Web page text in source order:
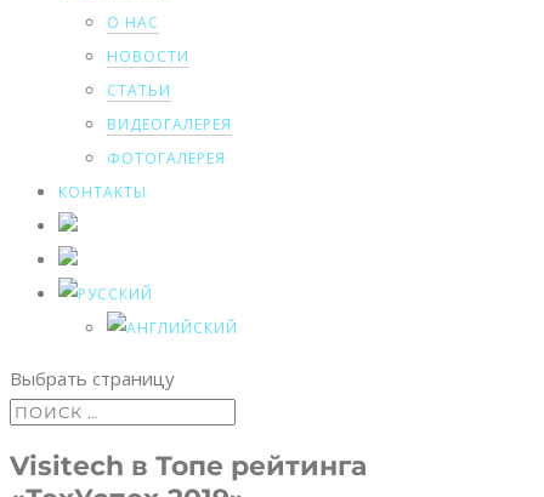
О НАС
НОВОСТИ
СТАТЬИ
ВИДЕОГАЛЕРЕЯ
ФОТОГАЛЕРЕЯ
КОНТАКТЫ
Выбрать страницу
Visitech в Топе рейтинга